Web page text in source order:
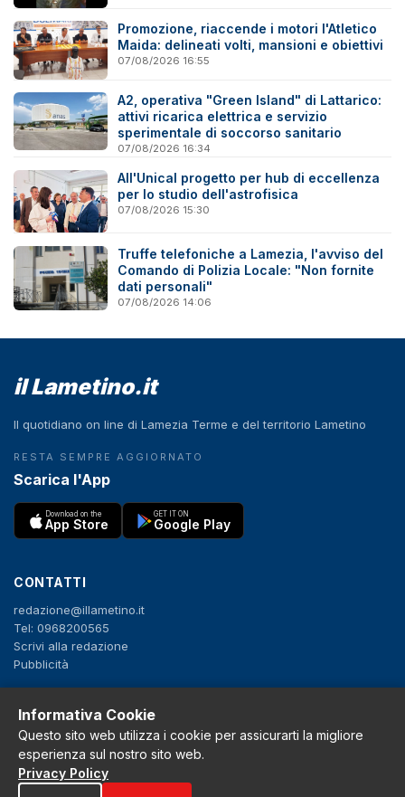
Promozione, riaccende i motori l'Atletico
Maida: delineati volti, mansioni e obiettivi
07/08/2026 16:55
A2, operativa "Green Island" di Lattarico:
attivi ricarica elettrica e servizio
sperimentale di soccorso sanitario
07/08/2026 16:34
All'Unical progetto per hub di eccellenza
per lo studio dell'astrofisica
07/08/2026 15:30
Truffe telefoniche a Lamezia, l'avviso del
Comando di Polizia Locale: "Non fornite
dati personali"
07/08/2026 14:06
il Lametino.it
Il quotidiano on line di Lamezia Terme e del territorio Lametino
RESTA SEMPRE AGGIORNATO
Scarica l'App
Download on the
App Store
GET IT ON
Google Play
CONTATTI
redazione@illametino.it
Tel: 0968200565
Scrivi alla redazione
Pubblicità
SEGUICI
f X IG YT
Privacy Policy
Informativa Cookie
Questo sito web utilizza i cookie per assicurarti la migliore
esperienza sul nostro sito web.
Privacy Policy